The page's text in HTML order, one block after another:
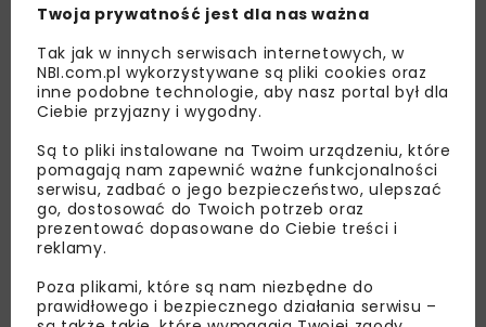
PKP CARGO rozwija obszar intermodalny
KOLEJ WIADOMOŚCI
II Kolejowe Forum Gospodarcze
Twoja prywatność jest dla nas ważna
Tak jak w innych serwisach internetowych, w
NBI.com.pl wykorzystywane są pliki cookies oraz
inne podobne technologie, aby nasz portal był dla
Ciebie przyjazny i wygodny.
Są to pliki instalowane na Twoim urządzeniu, które
pomagają nam zapewnić ważne funkcjonalności
serwisu, zadbać o jego bezpieczeństwo, ulepszać
go, dostosować do Twoich potrzeb oraz
prezentować dopasowane do Ciebie treści i
reklamy.
Poza plikami, które są nam niezbędne do
prawidłowego i bezpiecznego działania serwisu –